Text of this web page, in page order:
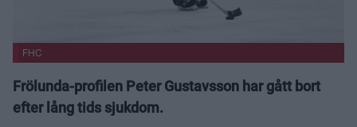
FHC
Frölunda-profilen Peter Gustavsson har gått bort
efter lång tids sjukdom.